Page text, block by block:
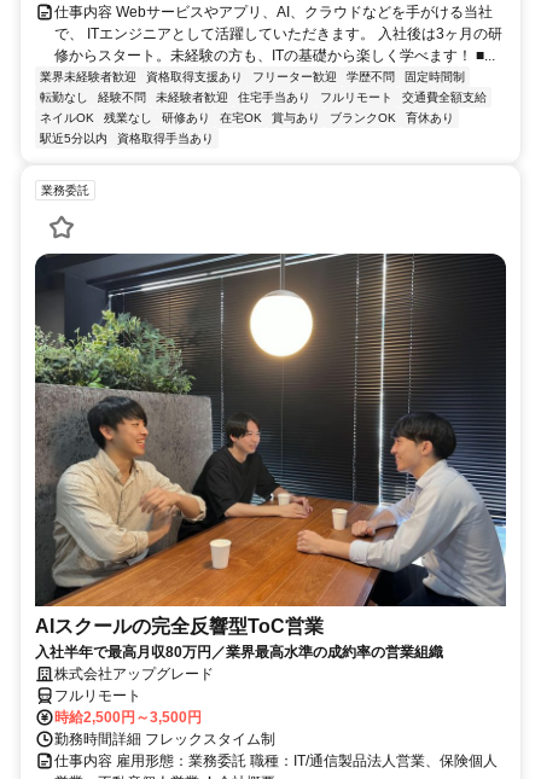
仕事内容 Webサービスやアプリ、AI、クラウドなどを手がける当社
で、 ITエンジニアとして活躍していただきます。 入社後は3ヶ月の研
修からスタート。未経験の方も、ITの基礎から楽しく学べます！ ■...
業界未経験者歓迎 資格取得支援あり フリーター歓迎 学歴不問
固定時間制
転勤なし
経験不問 未経験者歓迎 住宅手当あり フルリモート
交通費全額支給
ネイルOK
残業なし 研修あり 在宅OK 賞与あり ブランクOK
育休あり
駅近5分以内
資格取得手当あり
業務委託
AIスクールの完全反響型ToC営業
入社半年で最高月収80万円／業界最高水準の成約率の営業組織
株式会社アップグレード
フルリモート
時給2,500円～3,500円
勤務時間詳細 フレックスタイム制
仕事内容 雇用形態：業務委託 職種：IT/通信製品法人営業、保険個人